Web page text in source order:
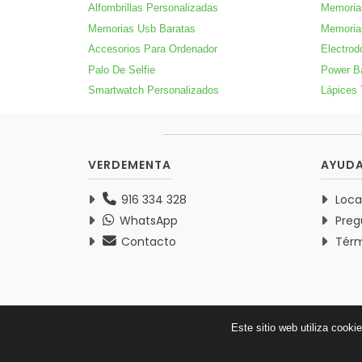
Alfombrillas Personalizadas
Memorias Usb Baratas
Accesorios Para Ordenador
Palo De Selfie
Power
Smartwatch Personalizados
Lápices
VERDEMENTA
916 334 328
WhatsApp
Contacto
Este sitio web utiliza